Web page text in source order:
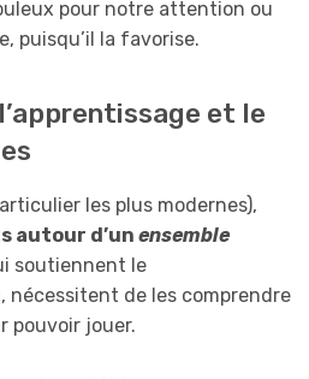
pour notre attention ou
puisqu’il la favorise.
et le
les plus modernes),
autour d’un ensemble
soutiennent le
de les comprendre
pouvoir jouer.